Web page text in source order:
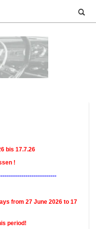
bis 17.7.26
!
from 27 June 2026 to 17
period!